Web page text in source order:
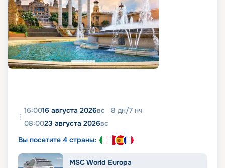
16:0016 августа 2026вс 8 дн/7 нч
08:0023 августа 2026вс
Вы посетите 4 страны:
MSC World Europa